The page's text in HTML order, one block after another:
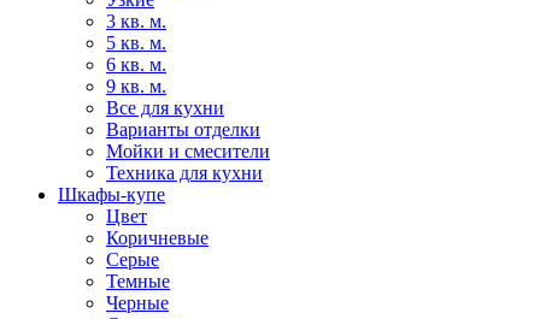
3 кв. м.
5 кв. м.
6 кв. м.
9 кв. м.
Все для кухни
Варианты отделки
Мойки и смесители
Техника для кухни
Шкафы-купе
Цвет
Коричневые
Серые
Темные
Черные